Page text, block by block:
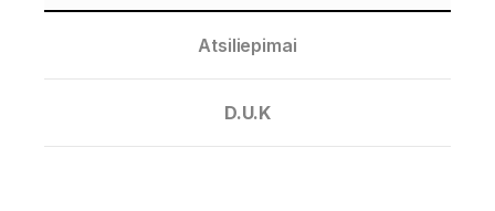
Atsiliepimai
D.U.K